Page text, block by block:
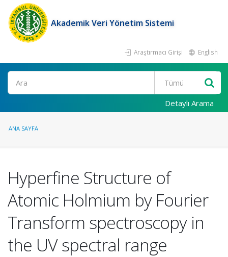
Akademik Veri Yönetim Sistemi
Araştırmacı Girişi English
Ara
Detaylı Arama
ANA SAYFA
Hyperfine Structure of
Atomic Holmium by Fourier
Transform spectroscopy in
the UV spectral range